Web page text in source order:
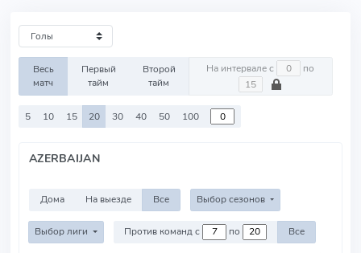
Весь
матч
Первый
тайм
Второй
тайм
На интервале с по
5 10 15 20 30 40 50 100
AZERBAIJAN
Дома На выезде Все Выбор сезонов
Выбор лиги Против команд с по Все